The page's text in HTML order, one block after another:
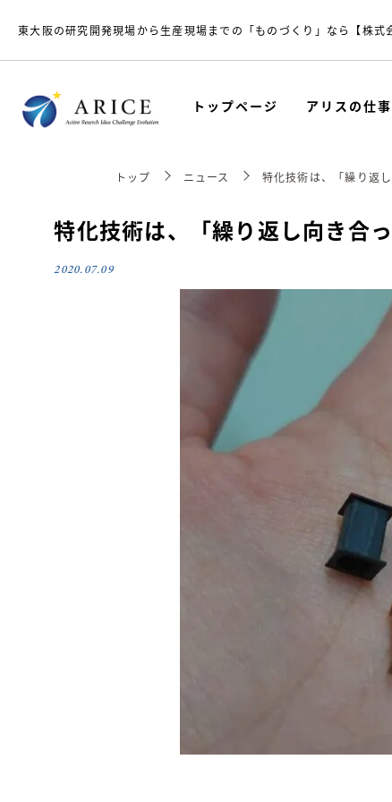
東大阪の研究開発現場から生産現場までの「ものづくり」なら【株
トップページ アリスの仕
トップ ニュース 特化技術は、「繰り返
特化技術は、「繰り返し向き合
2020.07.09